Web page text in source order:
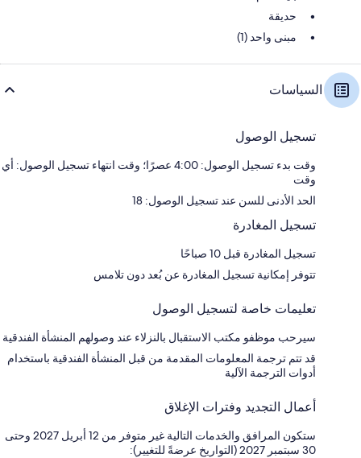
حديقة
مبنى واحد (1)
السياسات
تسجيل الوصول
وقت بدء تسجيل الوصول: 4:00 عصرًا؛ وقت انتهاء تسجيل الوصول: أي
وقت
الحد الأدنى للسن عند تسجيل الوصول: 18
تسجيل المغادرة
تسجيل المغادرة قبل 10 صباحًا
تتوفر إمكانية تسجيل المغادرة عن بُعد دون تلامس
تعليمات خاصة لتسجيل الوصول
سيرحب موظفو مكتب الاستقبال بالنزلاء عند وصولهم المنشأة الفندقية
قد تتم ترجمة المعلومات المقدمة من قبل المنشأة الفندقية باستخدام
أدوات الترجمة الآلية
أعمال التجديد وفترات الإغلاق
ستكون المرافق والخدمات التالية غير متوفر من 12 أبريل 2027 وحتى
30 سبتمبر 2027 (التواريخ عرضةً للتغيير):